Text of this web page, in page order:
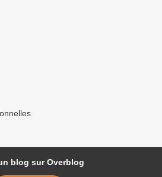
blog sur Overblog